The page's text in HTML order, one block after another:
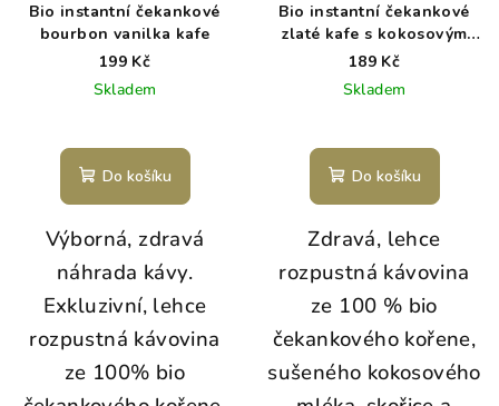
Bio instantní čekankové
bourbon vanilka kafe
199 Kč
Skladem
Do košíku
Výborná, zdravá
náhrada kávy.
Exkluzivní, lehce
rozpustná kávovina
ze 100% bio
Bio instantní čekankové
zlaté kafe s kokosovým
mlékem, kurkumou a
skořicí
189 Kč
Skladem
Do košíku
Zdravá, lehce
rozpustná kávovina
ze 100 % bio
čekankového kořene,
sušeného kokosového